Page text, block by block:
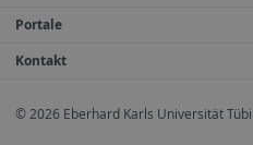
Portale
Kontakt
© 2026 Eberhard Karls Universität